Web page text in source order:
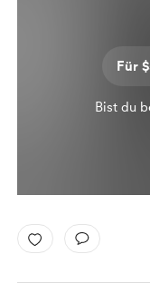
Für
Bist du